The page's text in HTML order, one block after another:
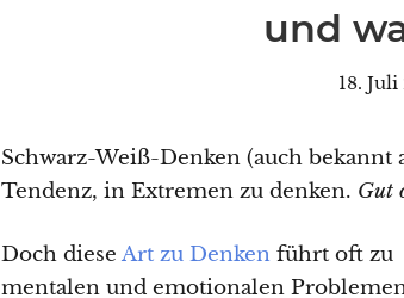
und
18.
Schwarz-Weiß-Denken (auch
Tendenz, in Extremen zu denken. Gut
Doch diese Art zu Denken führt oft zu
mentalen und emotionalen